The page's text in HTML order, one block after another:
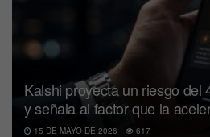
Kalshi proyecta un riesgo del
y señala al factor que la
15 DE MAYO DE 2026 617